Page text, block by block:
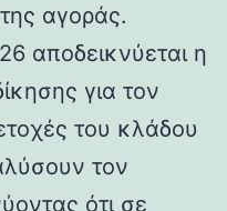
αγοράς.
αποδεικνύεται η
για τον
του κλάδου
τον
ότι σε